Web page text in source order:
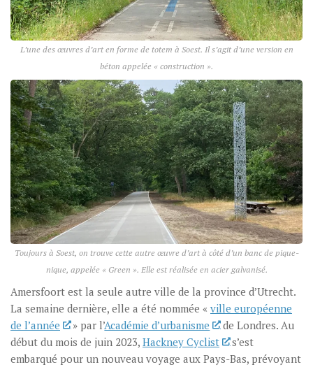
L’une des œuvres d’art en forme de totem à Soest. Il s’agit d’une version en
béton appelée « construction ».
Toujours à Soest, on trouve cette autre œuvre d’art à côté d’un banc de pique-
nique, appelée « Green ». Elle est réalisée en acier galvanisé.
Amersfoort est la seule autre ville de la province d’Utrecht.
La semaine dernière, elle a été nommée « ville européenne
de l’année
» par l’Académie d’urbanisme
de Londres. Au
début du mois de juin 2023, Hackney Cyclist
s’est
embarqué pour un nouveau voyage aux Pays-Bas, prévoyant